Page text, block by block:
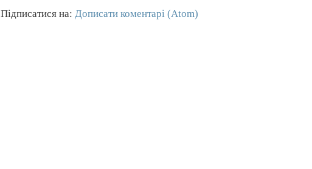
Підписатися на:Дописати коментарі (Atom)